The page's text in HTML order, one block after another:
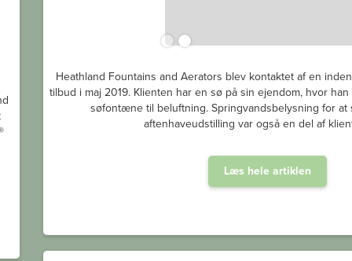
Heathland Fountains and Aerators blev kontaktet af en
tilbud i maj 2019. Klienten har en sø på sin ejendom, hvor
søfontæne til beluftning. Springvandsbelysning for at
aftenhaveudstilling var også en del af
Læs hele artiklen